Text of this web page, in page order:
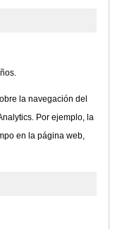
la navegación del
Por ejemplo, la
en la página web,